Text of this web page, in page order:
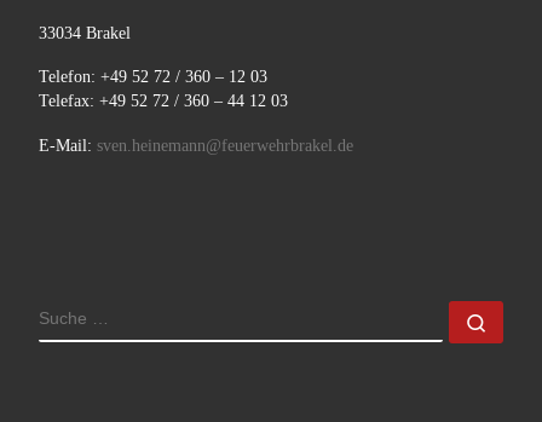
33034 Brakel
Telefon: +49 52 72 / 360 – 12 03
Telefax: +49 52 72 / 360 – 44 12 03
E-Mail: sven.heinemann@feuerwehrbrakel.de
SUCHE